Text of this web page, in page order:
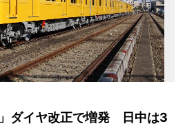
ダイヤ改正で増発 日中は3